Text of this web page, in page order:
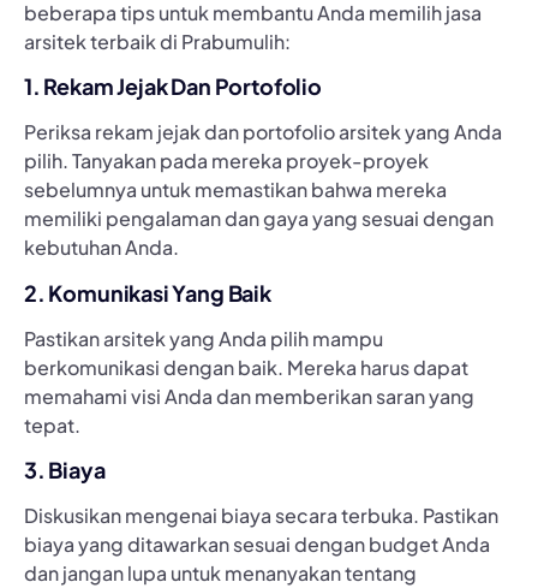
beberapa tips untuk membantu Anda memilih jasa
arsitek terbaik di Prabumulih:
1. Rekam Jejak Dan Portofolio
Periksa rekam jejak dan portofolio arsitek yang Anda
pilih. Tanyakan pada mereka proyek-proyek
sebelumnya untuk memastikan bahwa mereka
memiliki pengalaman dan gaya yang sesuai dengan
kebutuhan Anda.
2. Komunikasi Yang Baik
Pastikan arsitek yang Anda pilih mampu
berkomunikasi dengan baik. Mereka harus dapat
memahami visi Anda dan memberikan saran yang
tepat.
3. Biaya
Diskusikan mengenai biaya secara terbuka. Pastikan
biaya yang ditawarkan sesuai dengan budget Anda
dan jangan lupa untuk menanyakan tentang